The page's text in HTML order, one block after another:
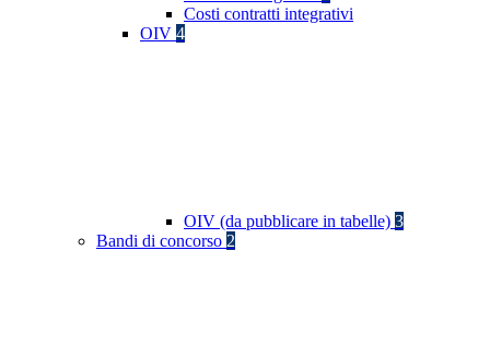
Costi contratti integrativi
OIV 4
OIV (da pubblicare in tabelle) 3
Bandi di concorso 2